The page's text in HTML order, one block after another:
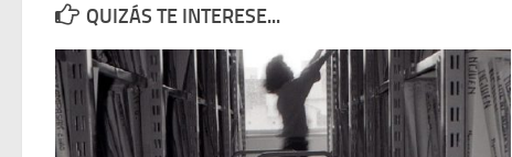
QUIZÁS TE INTERESE...